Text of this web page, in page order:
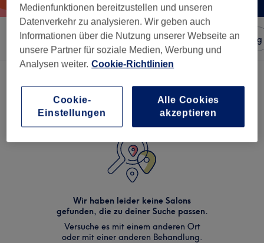
Sortieren nach Salons Expressangebote Bewertung
Wir haben leider keine Salons
gefunden, die zu deiner Suche passen.
Versuche es mit einem anderen Ort
oder mit einer anderen Behandlung.
Medienfunktionen bereitzustellen und unseren
Datenverkehr zu analysieren. Wir geben auch
Informationen über die Nutzung unserer Webseite an
unsere Partner für soziale Medien, Werbung und
Analysen weiter. Cookie-Richtlinien
Cookie-
Einstellungen
Alle Cookies
akzeptieren